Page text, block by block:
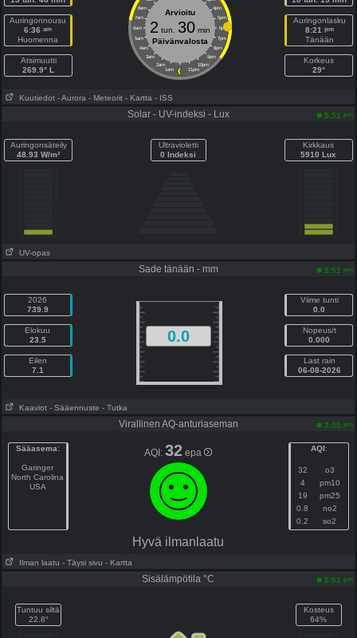
Auringonnousu
6:36 am
Huomenna
Atsimuutti
269.9° L
8am 4pm
7am 5pm
6am 6pm
5am 7pm
4am 8pm
3am 9pm
2am 10pm
1am 11pm
Arvioitu
2 tun. 30min
Päivänvalosta
Auringonlasku
8:21 pm
Tänään
Korkeus
29°
Kuutiedot - Aurora - Meteorit - Kartta - ISS
Solar - UV-indeksi - Lux 5:51 pm
Auringonsäteily
48.93 W/m²
Ultravioletti
0 Indeksi
Kirkkaus
5910 Lux
UV-opas
Sade tänään - mm 5:51 pm
2026
739.9
Elokuu
23.5
Eilen
7.1
0.0
Viime tunti
0.0
Nopeus/t
0.000
Last rain
06-08-2026
Kaaviot - Sääennuste - Tutka
Virallinen AQ-anturiaseman 3:00 pm
Sääasema:
Garinger
North Carolina
USA
AQI:32 epa AQI:
32
o3
4
pm10
19
pm25
0.8
no2
0.2
so2
Hyvä ilmanlaatu
Ilman laatu - Täysi sivu - Kartta
Sisälämpötila °C 5:51 pm
Tuntuu siltä
22.8°
Kosteus
64%